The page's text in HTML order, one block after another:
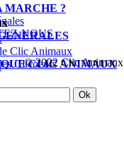
NOUS
MARCHE ?
CLIC ANIMAUX
Clic Animaux
Clicoeurs
© 2022 Clic Animaux